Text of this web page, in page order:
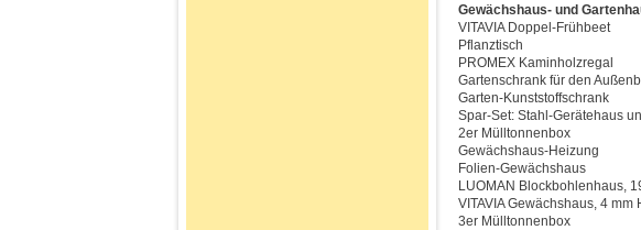
Gewächshaus- und
VITAVIA Doppel-Frühbeet
Pflanztisch
PROMEX Kaminholzregal
Gartenschrank für den
Garten-Kunststoffschrank
Spar-Set: Stahl-Gerätehaus
2er Mülltonnenbox
Gewächshaus-Heizung
Folien-Gewächshaus
LUOMAN Blockbohlenhaus,
VITAVIA Gewächshaus, 4 mm
3er Mülltonnenbox